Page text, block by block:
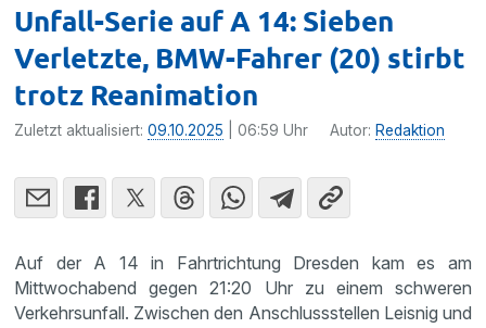
Unfall-Serie auf A 14: Sieben
Verletzte, BMW-Fahrer (20) stirbt
trotz Reanimation
Zuletzt aktualisiert:09.10.2025 | 06:59 Uhr Autor: Redaktion
Auf der A 14 in Fahrtrichtung Dresden kam es am
Mittwochabend gegen 21:20 Uhr zu einem schweren
Verkehrsunfall. Zwischen den Anschlussstellen Leisnig und